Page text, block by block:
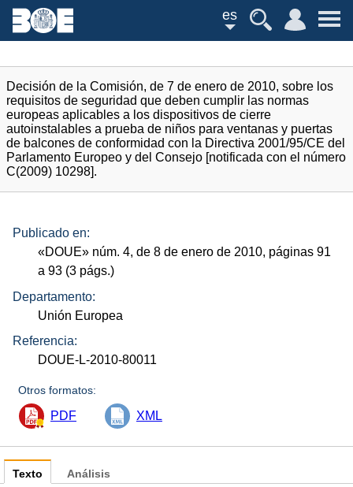
es
Decisión de la Comisión, de 7 de enero de 2010, sobre los
requisitos de seguridad que deben cumplir las normas
europeas aplicables a los dispositivos de cierre
autoinstalables a prueba de niños para ventanas y puertas
de balcones de conformidad con la Directiva 2001/95/CE del
Parlamento Europeo y del Consejo [notificada con el número
C(2009) 10298].
Publicado en:
«DOUE» núm. 4, de 8 de enero de 2010, páginas 91
a 93 (3 págs.)
Departamento:
Unión Europea
Referencia:
DOUE-L-2010-80011
Otros formatos:
PDF XML
Texto Análisis